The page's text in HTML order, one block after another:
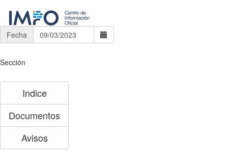
Fecha
Sección
Indice
Documentos
Avisos